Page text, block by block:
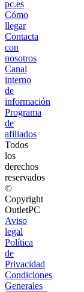
pc.es
Cómo
llegar
Contacta
con
nosotros
Canal
interno
de
información
Programa
de
afiliados
Todos
los
derechos
reservados
©
Copyright
OutletPC
Aviso
legal
Política
de
Privacidad
Condiciones
Generales